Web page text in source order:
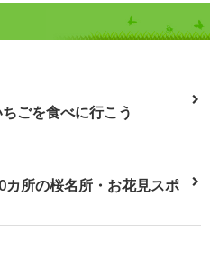
ごを食べに行こう
カ所の桜名所・お花見スポ